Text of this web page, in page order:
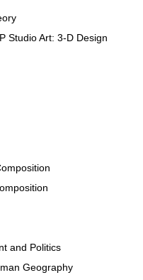
Studio Art: 3-D Design
and Politics
Geography